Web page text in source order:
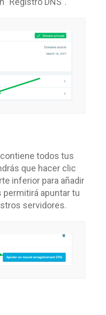
contiene todos tus
que hacer clic
inferior para añadir
apuntar tu
servidores.